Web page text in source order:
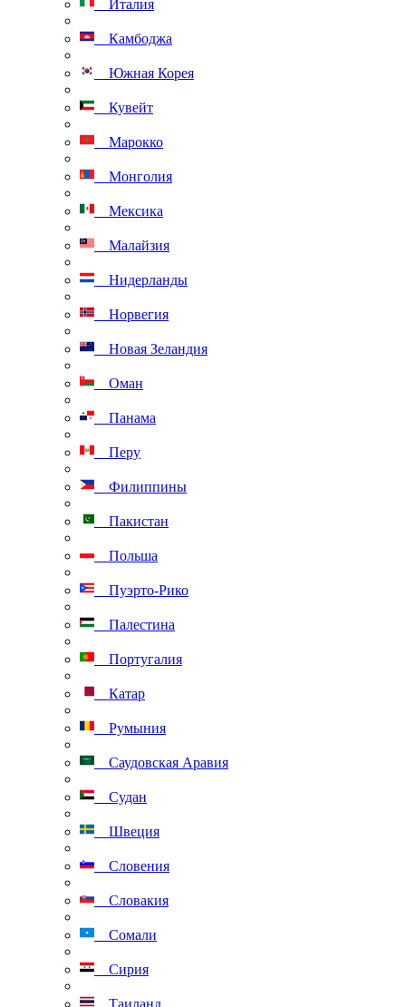
Италия
Камбоджа
Южная Корея
Кувейт
Марокко
Монголия
Мексика
Малайзия
Нидерланды
Норвегия
Новая Зеландия
Оман
Панама
Перу
Филиппины
Пакистан
Польша
Пуэрто-Рико
Палестина
Португалия
Катар
Румыния
Саудовская Аравия
Судан
Швеция
Словения
Словакия
Сомали
Сирия
Таиланд